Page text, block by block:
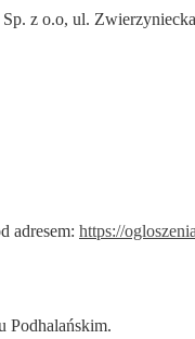
z o.o, ul.
adresem: https://
Podhalańskim.